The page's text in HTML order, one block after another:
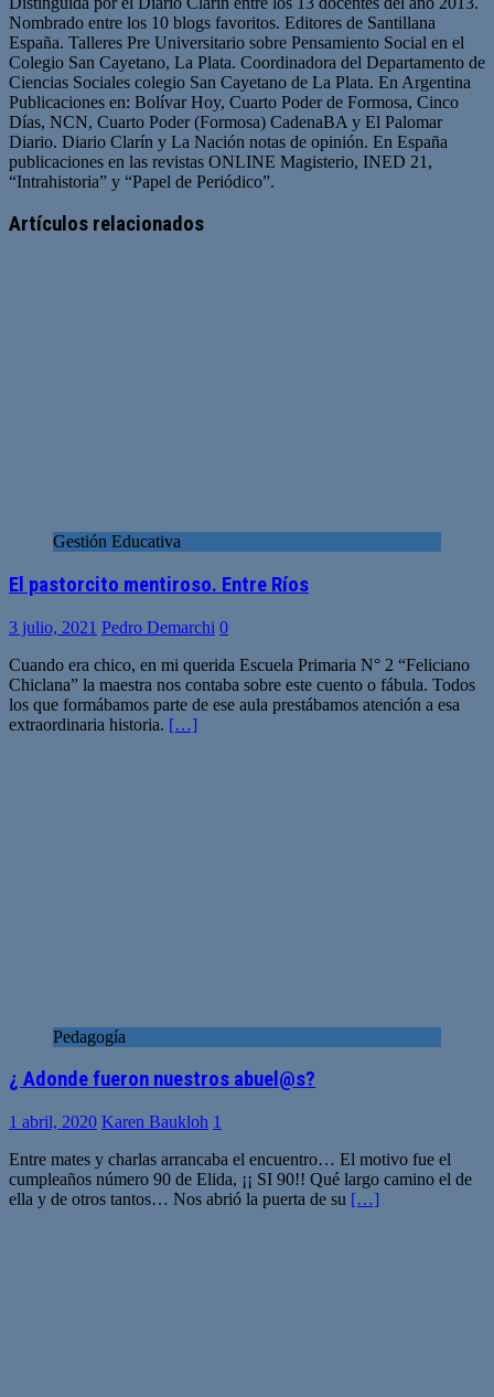
Nombrado entre los 10 blogs favoritos. Editores de Santillana
España. Talleres Pre Universitario sobre Pensamiento Social en el
Colegio San Cayetano, La Plata. Coordinadora del Departamento de
Ciencias Sociales colegio San Cayetano de La Plata. En Argentina
Publicaciones en: Bolívar Hoy, Cuarto Poder de Formosa, Cinco
Días, NCN, Cuarto Poder (Formosa) CadenaBA y El Palomar
Diario. Diario Clarín y La Nación notas de opinión. En España
publicaciones en las revistas ONLINE Magisterio, INED 21,
“Intrahistoria” y “Papel de Periódico”.
web
Artículos relacionados
Gestión Educativa
El pastorcito mentiroso. Entre Ríos
3 julio, 2021 Pedro Demarchi 0
Cuando era chico, en mi querida Escuela Primaria N° 2 “Feliciano
Chiclana” la maestra nos contaba sobre este cuento o fábula. Todos
los que formábamos parte de ese aula prestábamos atención a esa
extraordinaria historia. […]
Pedagogía
¿ Adonde fueron nuestros abuel@s?
1 abril, 2020 Karen Baukloh 1
Entre mates y charlas arrancaba el encuentro… El motivo fue el
cumpleaños número 90 de Elida, ¡¡ SI 90!! Qué largo camino el de
ella y de otros tantos… Nos abrió la puerta de su […]